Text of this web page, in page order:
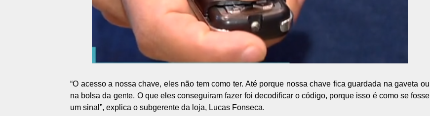
“O acesso a nossa chave, eles não tem como ter. Até porque nossa chave fica guardada na gaveta ou
na bolsa da gente. O que eles conseguiram fazer foi decodificar o código, porque isso é como se fosse
um sinal”, explica o subgerente da loja, Lucas Fonseca.